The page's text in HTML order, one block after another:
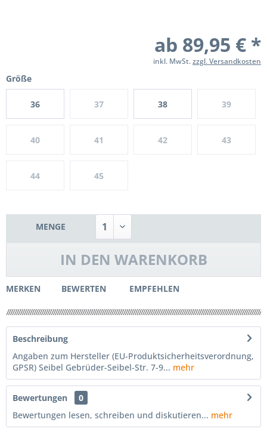
ab 89,95 € *
inkl. MwSt.zzgl. Versandkosten
Größe
36 37 38 39
40 41 42 43
44 45
MENGE
IN DEN WARENKORB
MERKEN BEWERTEN EMPFEHLEN
Beschreibung
Angaben zum Hersteller (EU-Produktsicherheitsverordnung,
GPSR) Seibel Gebrüder-Seibel-Str. 7-9... mehr
Bewertungen
0
Bewertungen lesen, schreiben und diskutieren... mehr